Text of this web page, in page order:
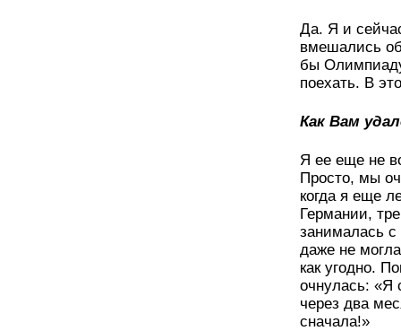
Да. Я и
вмешались
бы
поехать. В
Как Вам
Я ее еще не
Просто, мы
когда я еще
Германии,
занималась с
даже не
как угодно.
очнулась: «Я
через два
сначала!»